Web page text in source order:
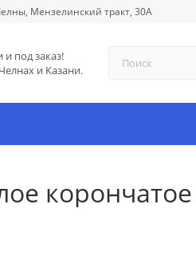
Мензелинский тракт, 30А
под заказ!
и Казани.